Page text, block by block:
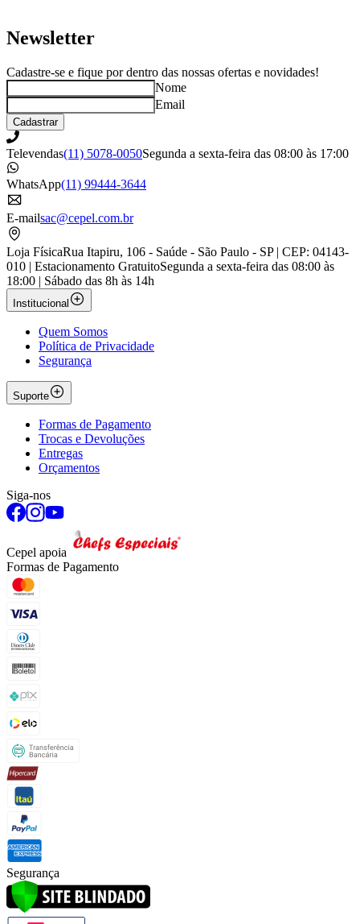
Newsletter
Cadastre-se e fique por dentro das nossas ofertas e novidades!
Nome
Email
Cadastrar
Televendas(11) 5078-0050Segunda a sexta-feira das 08:00 às 17:00
WhatsApp(11) 99444-3644
E-mailsac@cepel.com.br
Loja FísicaRua Itapiru, 106 - Saúde - São Paulo - SP | CEP: 04143-
010 | Estacionamento GratuitoSegunda a sexta-feira das 08:00 às
18:00 | Sábado das 8h às 14h
Institucional
Quem Somos
Política de Privacidade
Segurança
Suporte
Formas de Pagamento
Trocas e Devoluções
Entregas
Orçamentos
Siga-nos
Cepel apoia
Formas de Pagamento
Segurança